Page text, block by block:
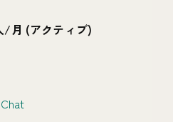
/月 (アクティブ)